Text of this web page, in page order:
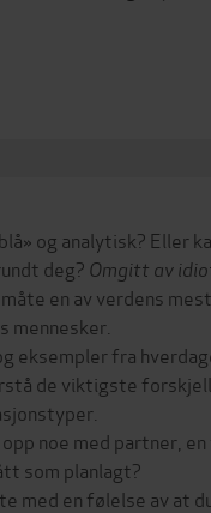
og analytisk? Eller
deg? Omgitt av
en av verdens
mennesker.
eksempler fra
de viktigste
noe med partner, en
som planlagt?
med en følelse av at